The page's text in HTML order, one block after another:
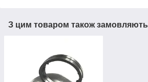
З цим товаром також замовляють